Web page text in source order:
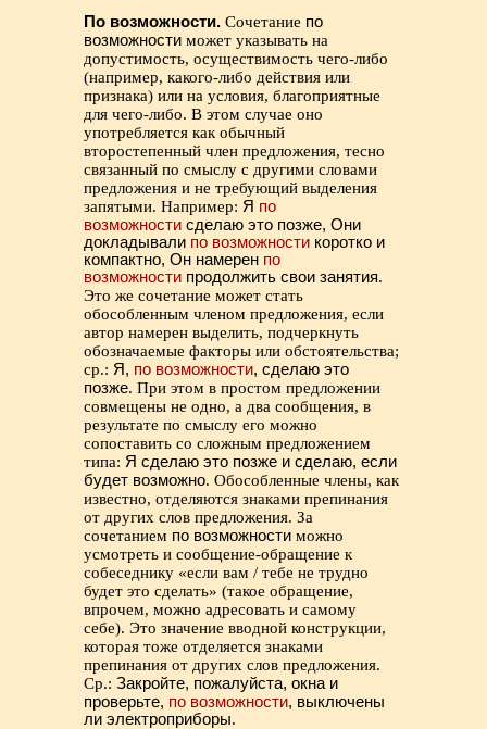
По возможности. Сочетание по
возможности может указывать на
допустимость, осуществимость чего-либо
(например, какого-либо действия или
признака) или на условия, благоприятные
для чего-либо. В этом случае оно
употребляется как обычный
второстепенный член предложения, тесно
связанный по смыслу с другими словами
предложения и не требующий выделения
запятыми. Например: Я по
возможности сделаю это позже, Они
докладывали по возможности коротко и
компактно, Он намерен по
возможности продолжить свои занятия.
Это же сочетание может стать
обособленным членом предложения, если
автор намерен выделить, подчеркнуть
обозначаемые факторы или обстоятельства;
ср.: Я, по возможности, сделаю это
позже. При этом в простом предложении
совмещены не одно, а два сообщения, в
результате по смыслу его можно
сопоставить со сложным предложением
типа: Я сделаю это позже и сделаю, если
будет возможно. Обособленные члены, как
известно, отделяются знаками препинания
от других слов предложения. За
сочетанием по возможности можно
усмотреть и сообщение-обращение к
собеседнику «если вам / тебе не трудно
будет это сделать» (такое обращение,
впрочем, можно адресовать и самому
себе). Это значение вводной конструкции,
которая тоже отделяется знаками
препинания от других слов предложения.
Ср.:Закройте, пожалуйста, окна и
проверьте, по возможности, выключены
ли электроприборы.